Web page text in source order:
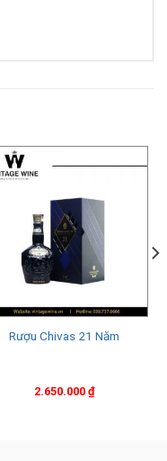
Rượu Chivas 21 Năm
2.650.000 ₫